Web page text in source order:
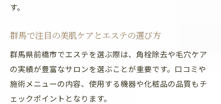
す。
群馬で注目の美肌ケアとエステの選び方
群馬県前橋市でエステを選ぶ際は、角栓除去や毛穴ケア
の実績が豊富なサロンを選ぶことが重要です。口コミや
施術メニューの内容、使用する機器や化粧品の品質もチ
ェックポイントとなります。